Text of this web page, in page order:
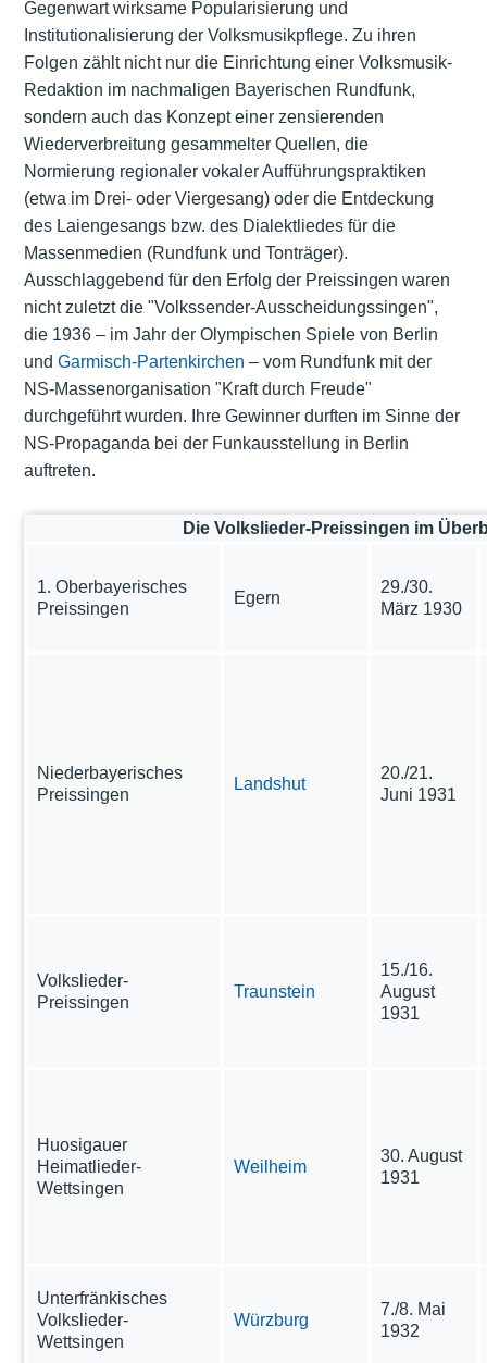
Gegenwart wirksame Popularisierung und
Institutionalisierung der Volksmusikpflege. Zu ihren
Folgen zählt nicht nur die Einrichtung einer Volksmusik-
Redaktion im nachmaligen Bayerischen Rundfunk,
sondern auch das Konzept einer zensierenden
Wiederverbreitung gesammelter Quellen, die
Normierung regionaler vokaler Aufführungspraktiken
(etwa im Drei- oder Viergesang) oder die Entdeckung
des Laiengesangs bzw. des Dialektliedes für die
Massenmedien (Rundfunk und Tonträger).
Ausschlaggebend für den Erfolg der Preissingen waren
nicht zuletzt die "Volkssender-Ausscheidungssingen",
die 1936 – im Jahr der Olympischen Spiele von Berlin
und Garmisch-Partenkirchen – vom Rundfunk mit der
NS-Massenorganisation "Kraft durch Freude"
durchgeführt wurden. Ihre Gewinner durften im Sinne der
NS-Propaganda bei der Funkausstellung in Berlin
auftreten.
Die Volkslieder-Preissingen im
1. Oberbayerisches
Preissingen
Egern
29./30.
März 1930
Niederbayerisches
Preissingen
Landshut
20./21.
Juni 1931
Volkslieder-
Preissingen
Traunstein
15./16.
August
1931
Huosigauer
Heimatlieder-
Wettsingen
Weilheim
30. August
1931
Unterfränkisches
Volkslieder-
Wettsingen
Würzburg
7./8. Mai
1932